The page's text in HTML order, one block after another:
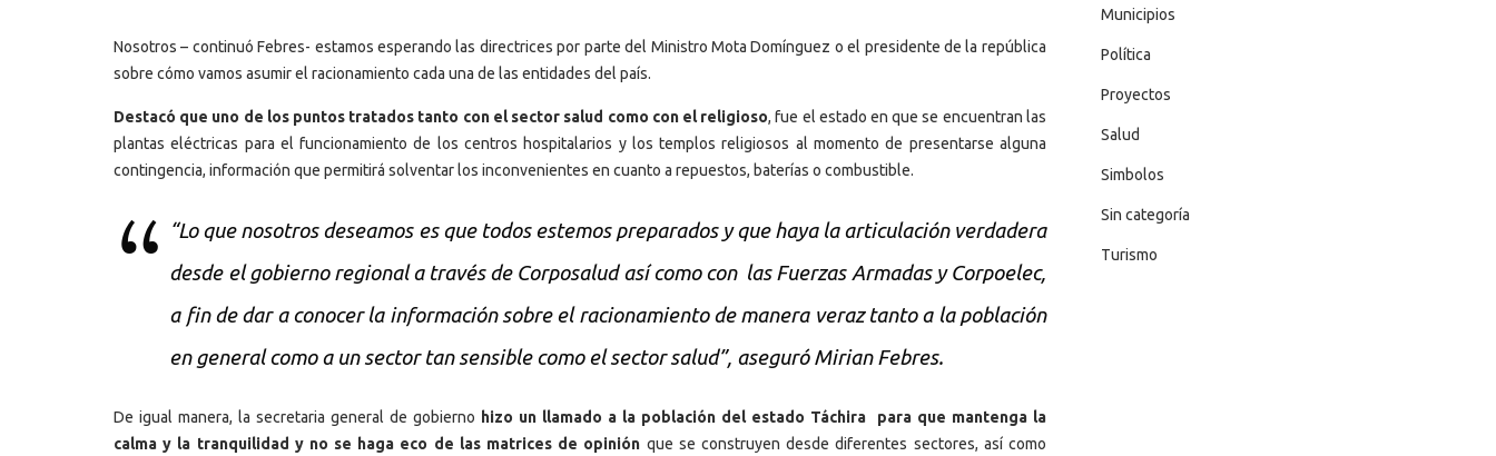
Nosotros – continuó Febres- estamos esperando las directrices por parte del Ministro Mota Domínguez o el presidente de la república
sobre cómo vamos asumir el racionamiento cada una de las entidades del país.
Destacó que uno de los puntos tratados tanto con el sector salud como con el religioso, fue el estado en que se encuentran las
plantas eléctricas para el funcionamiento de los centros hospitalarios y los templos religiosos al momento de presentarse alguna
contingencia, información que permitirá solventar los inconvenientes en cuanto a repuestos, baterías o combustible.
“Lo que nosotros deseamos es que todos estemos preparados y que haya la articulación verdadera
desde el gobierno regional a través de Corposalud así como con las Fuerzas Armadas y Corpoelec,
a fin de dar a conocer la información sobre el racionamiento de manera veraz tanto a la población
en general como a un sector tan sensible como el sector salud”, aseguró Mirian Febres.
De igual manera, la secretaria general de gobierno hizo un llamado a la población del estado Táchira para que mantenga la
calma y la tranquilidad y no se haga eco de las matrices de opinión que se construyen desde diferentes sectores, así como
Municipios
Política
Proyectos
Salud
Simbolos
Sin categoría
Turismo